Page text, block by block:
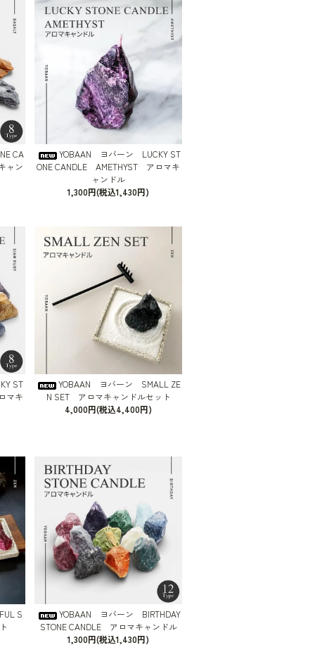
CA
ャン
YOBAAN ヨバーン LUCKY ST
ONE CANDLE AMETHYST アロマキ
ャンドル
1,300円(税込1,430円)
ST
マキ
YOBAAN ヨバーン SMALL ZE
N SET アロマキャンドルセット
4,000円(税込4,400円)
S
YOBAAN ヨバーン BIRTHDAY
STONE CANDLE アロマキャンドル
1,300円(税込1,430円)